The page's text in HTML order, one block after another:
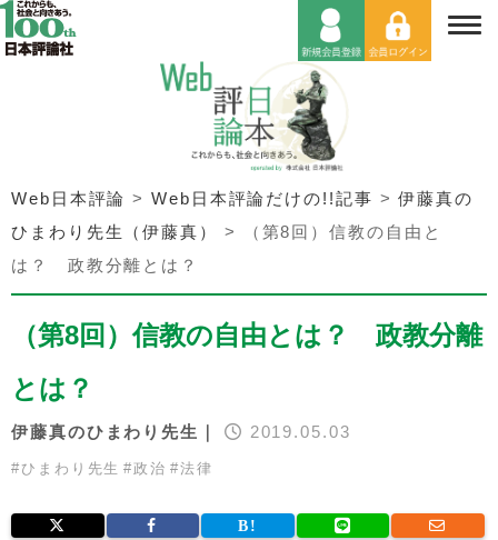
Web日本評論 >Web日本評論だけの!!記事 >伊藤真の
ひまわり先生（伊藤真）
>
（第8回）信教の自由と
は？ 政教分離とは？
（第8回）信教の自由とは？ 政教分離
とは？
伊藤真のひまわり先生｜ 2019.05.03
#ひまわり先生 #政治 #法律